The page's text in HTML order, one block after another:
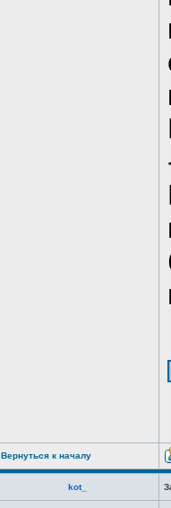
Вернуться к началу
kot_